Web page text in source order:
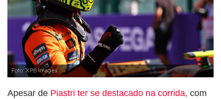
Foto: XPB Images
Apesar de Piastri ter se destacado na corrida, com